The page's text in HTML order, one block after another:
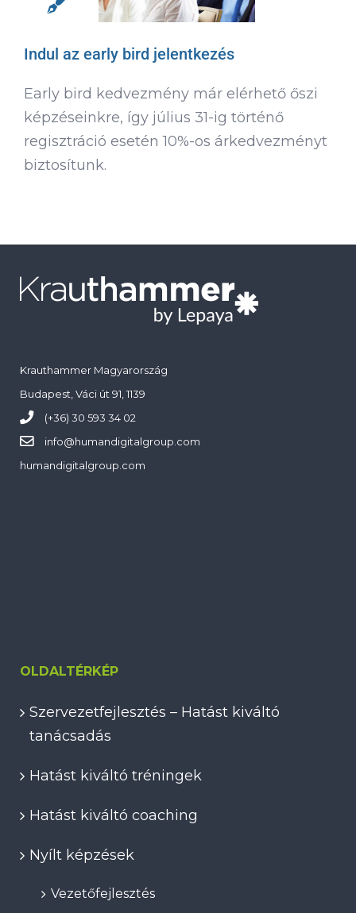
Indul az early bird jelentkezés
Early bird kedvezmény már elérhető őszi
képzéseinkre, így július 31-ig történő
regisztráció esetén 10%-os árkedvezményt
biztosítunk.
Krauthammer Magyarország
Budapest, Váci út 91, 1139
(+36) 30 593 34 02
info@humandigitalgroup.com
humandigitalgroup.com
OLDALTÉRKÉP
Szervezetfejlesztés – Hatást kiváltó
tanácsadás
Hatást kiváltó tréningek
Hatást kiváltó coaching
Nyílt képzések
Vezetőfejlesztés